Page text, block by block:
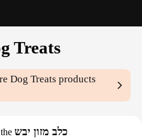
Treats
Dog Treats products
כלב מזון יבש